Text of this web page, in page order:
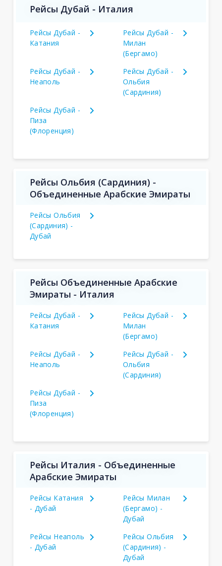
Рейсы Дубай - Италия
Рейсы Дубай -
Катания
Рейсы Дубай -
Милан
(Бергамо)
Рейсы Дубай -
Неаполь
Рейсы Дубай -
Ольбия
(Сардиния)
Рейсы Дубай -
Пиза
(Флоренция)
Рейсы Ольбия (Сардиния) -
Объединенные Арабские Эмираты
Рейсы Ольбия
(Сардиния) -
Дубай
Рейсы Объединенные Арабские
Эмираты - Италия
Рейсы Дубай -
Катания
Рейсы Дубай -
Милан
(Бергамо)
Рейсы Дубай -
Неаполь
Рейсы Дубай -
Ольбия
(Сардиния)
Рейсы Дубай -
Пиза
(Флоренция)
Рейсы Италия - Объединенные
Арабские Эмираты
Рейсы Катания
- Дубай
Рейсы Милан
(Бергамо) -
Дубай
Рейсы Неаполь
- Дубай
Рейсы Ольбия
(Сардиния) -
Дубай